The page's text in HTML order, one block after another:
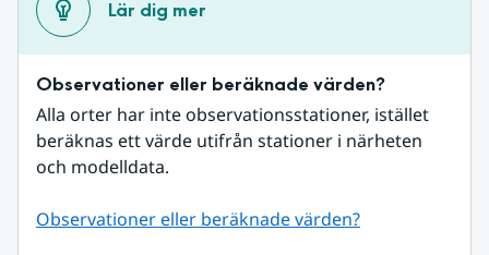
Lär dig mer
Observationer eller beräknade värden?
Alla orter har inte observationsstationer, istället
beräknas ett värde utifrån stationer i närheten
och modelldata.
Observationer eller beräknade värden?